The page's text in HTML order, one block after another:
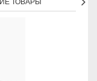
ТОВАРЫ